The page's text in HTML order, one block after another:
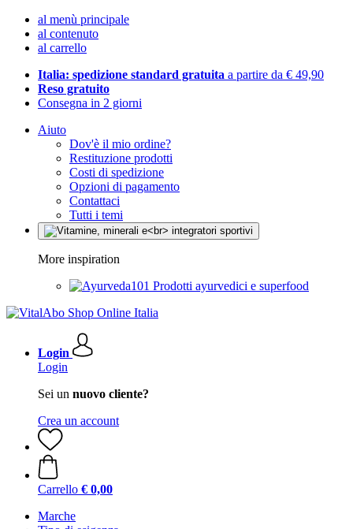
al menù principale
al contenuto
al carrello
Italia: spedizione standard gratuita a partire da € 49,90
Reso gratuito
Consegna in 2 giorni
Aiuto
Dov'è il mio ordine?
Restituzione prodotti
Costi di spedizione
Opzioni di pagamento
Contattaci
Tutti i temi
More inspiration
Prodotti ayurvedici e superfood
Login
Login
Sei un nuovo cliente?
Crea un account
Carrello € 0,00
Marche